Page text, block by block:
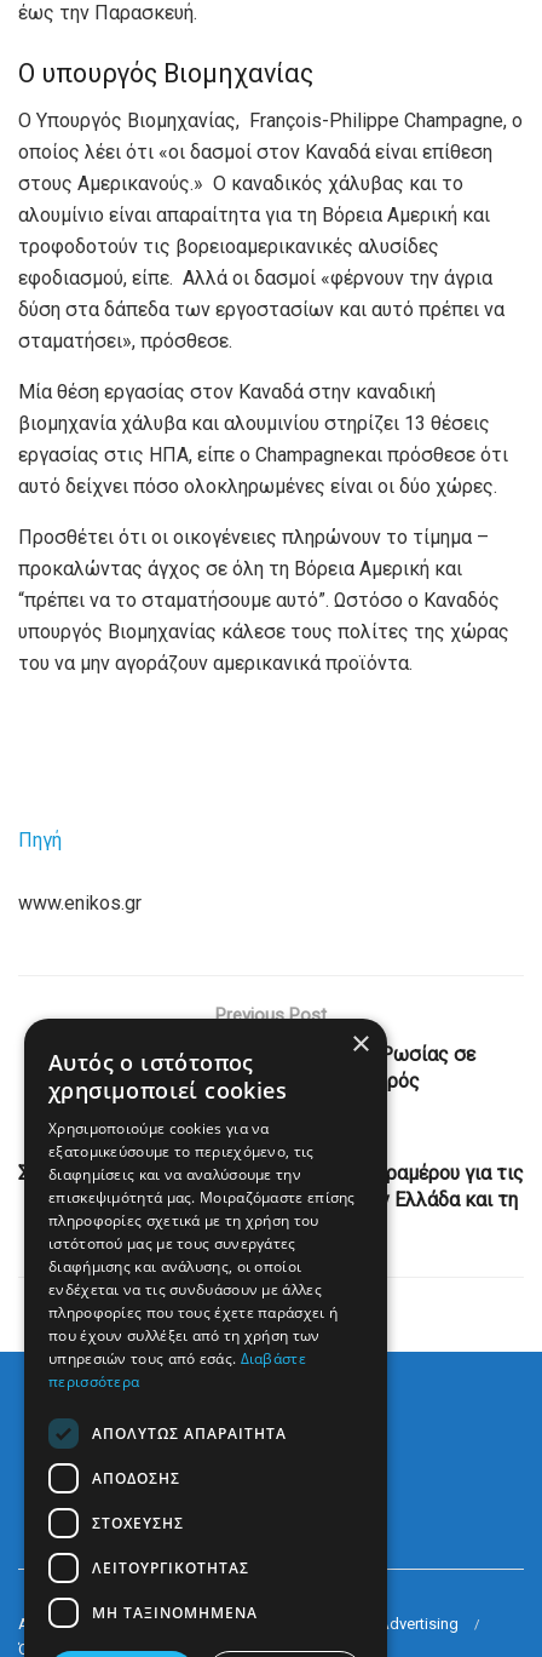
έως την Παρασκευή.
Ο υπουργός Βιομηχανίας
Ο Υπουργός Βιομηχανίας, François-Philippe Champagne, ο
οποίος λέει ότι «οι δασμοί στον Καναδά είναι επίθεση
στους Αμερικανούς.» Ο καναδικός χάλυβας και το
αλουμίνιο είναι απαραίτητα για τη Βόρεια Αμερική και
τροφοδοτούν τις βορειοαμερικανικές αλυσίδες
εφοδιασμού, είπε. Αλλά οι δασμοί «φέρνουν την άγρια
δύση στα δάπεδα των εργοστασίων και αυτό πρέπει να
σταματήσει», πρόσθεσε.
Μία θέση εργασίας στον Καναδά στην καναδική
βιομηχανία χάλυβα και αλουμινίου στηρίζει 13 θέσεις
εργασίας στις ΗΠΑ, είπε ο Champagneκαι πρόσθεσε ότι
αυτό δείχνει πόσο ολοκληρωμένες είναι οι δύο χώρες.
Προσθέτει ότι οι οικογένειες πληρώνουν το τίμημα –
προκαλώντας άγχος σε όλη τη Βόρεια Αμερική και
“πρέπει να το σταματήσουμε αυτό”. Ωστόσο ο Καναδός
υπουργός Βιομηχανίας κάλεσε τους πολίτες της χώρας
του να μην αγοράζουν αμερικανικά προϊόντα.
Πηγή
www.enikos.gr
Previous Post
Πόλεμος στην Ουκρανία: «Όχι» της Ρωσίας σε
προσωρινή κατάπαυση του πυρός
Next Post
Συνεχίζεται η κόντρα Θεοδωρικάκου – Καραμέρου για τις
τιμές προϊόντων σε σούπερ μάρκετ στην Ελλάδα και τη
Γερμανία
Arkè Media Group Radio Preveza 93
Arkè Advertising
Όροι και Προϋποθέσεις
Επικοινωνία
×
Αυτός ο ιστότοπος
χρησιμοποιεί cookies
Χρησιμοποιούμε cookies για να
εξατομικεύσουμε το περιεχόμενο, τις
διαφημίσεις και να αναλύσουμε την
επισκεψιμότητά μας. Μοιραζόμαστε επίσης
πληροφορίες σχετικά με τη χρήση του
ιστότοπού μας με τους συνεργάτες
διαφήμισης και ανάλυσης, οι οποίοι
ενδέχεται να τις συνδυάσουν με άλλες
πληροφορίες που τους έχετε παράσχει ή
που έχουν συλλέξει από τη χρήση των
υπηρεσιών τους από εσάς. Διαβάστε
περισσότερα
ΑΠΟΛΎΤΩΣ ΑΠΑΡΑΊΤΗΤΑ
ΑΠΌΔΟΣΗΣ
ΣΤΌΧΕΥΣΗΣ
ΛΕΙΤΟΥΡΓΙΚΌΤΗΤΑΣ
ΜΗ ΤΑΞΙΝΟΜΗΜΈΝΑ